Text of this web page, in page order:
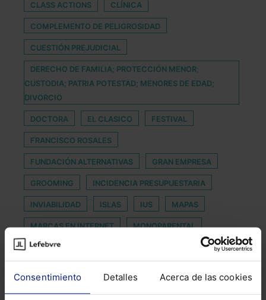
Consentimiento Detalles Acerca de las cookies
CLASS ACTIONS CLÍNICA
COMPLEMENTO DE PELIGROSIDAD
CUESTIÓN PREJUDICIAL
DERECHO DE FAMILIA; PROTECCIÓN MENOR;
CUSTODIA; PATRIA POTESTAD; MENORES DE EDAD;
DIVORCIO
DOCTORA EL CLASICO FESTIVAL
FRANCISCO ROSALES
FUNDACIÓN ALTERNATIVAS GRAN EMPRESA
GROOMING INCIDENCIA PRESUPUESTARIA
INVIABILIDAD ISLAS IUS MAPAS
MARCAS EN INTERNET MONOPARENTAL
NOTICIAS FALSAS PERMISOS POR NACIMIENTO